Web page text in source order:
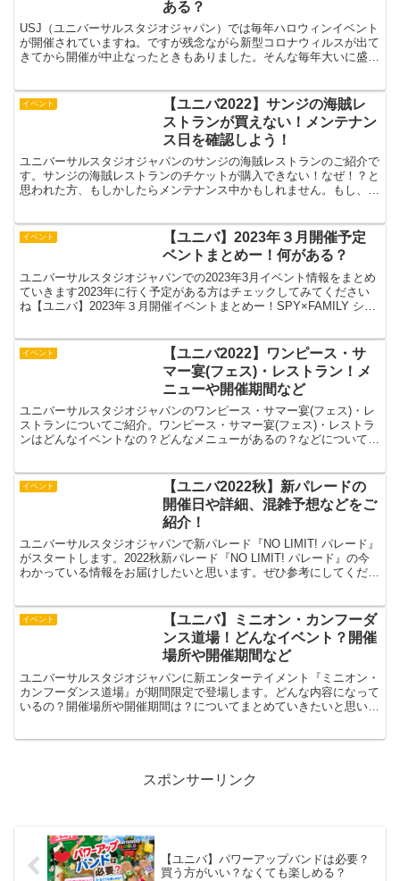
ある？
USJ（ユニバーサルスタジオジャパン）では毎年ハロウィンイベント
が開催されていますね。ですが残念ながら新型コロナウィルスが出て
きてから開催が中止なったときもありました。そんな毎年大いに盛り
イベント
【ユニバ2022】サンジの海賊レ
ストランが買えない！メンテナン
ス日を確認しよう！
ユニバーサルスタジオジャパンのサンジの海賊レストランのご紹介で
す。サンジの海賊レストランのチケットが購入できない！なぜ！？と
思われた方、もしかしたらメンテナンス中かもしれません。もし、サ
イベント
【ユニバ】2023年３月開催予定
ベントまとめー！何がある？
ユニバーサルスタジオジャパンでの2023年3月イベント情報をまとめ
ていきます2023年に行く予定がある方はチェックしてみてください
ね【ユニバ】2023年３月開催イベントまとめー！SPY×FAMILY シー
イベント
【ユニバ2022】ワンピース・サ
マー宴(フェス)・レストラン！メ
ニューや開催期間など
ユニバーサルスタジオジャパンのワンピース・サマー宴(フェス)・レ
ストランについてご紹介。ワンピース・サマー宴(フェス)・レストラ
ンはどんなイベントなの？どんなメニューがあるの？などについてま
イベント
【ユニバ2022秋】新パレードの
開催日や詳細、混雑予想などをご
紹介！
ユニバーサルスタジオジャパンで新パレード『NO LIMIT! パレード』
がスタートします。2022秋新パレード『NO LIMIT! パレード』の今
わかっている情報をお届けしたいと思います。ぜひ参考にしてくださ
イベント
【ユニバ】ミニオン・カンフーダ
ンス道場！どんなイベント？開催
場所や開催期間など
ユニバーサルスタジオジャパンに新エンターテイメント『ミニオン・
カンフーダンス道場』が期間限定で登場します。どんな内容になって
いるの？開催場所や開催期間は？についてまとめていきたいと思いま
スポンサーリンク
【ユニバ】パワーアップバンドは必要？
買う方がいい？なくても楽しめる？